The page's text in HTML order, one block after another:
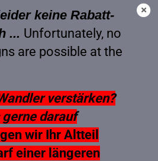
keine Rabatt-
... Unfortunately, no
are possible at the
verstärken?
gerne darauf
wir Ihr Altteil
einer längeren
- 6768 5976 3966